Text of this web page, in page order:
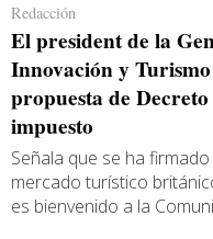
Redacción
El president de la
Innovación y
propuesta de
impuesto
Señala que se ha
mercado turístico
es bienvenido a la